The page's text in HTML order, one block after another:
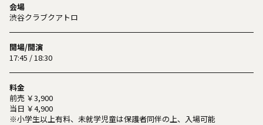
会場
渋谷クラブクアトロ
開場/開演
17:45 / 18:30
料金
前売 ￥3,900
当日 ￥4,900
※小学生以上有料、未就学児童は保護者同伴の上、入場可能